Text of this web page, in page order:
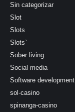
Sin categorizar
Slot
Slots
Slots`
Sober living
Social media
Software development
sol-casino
spinanga-casino